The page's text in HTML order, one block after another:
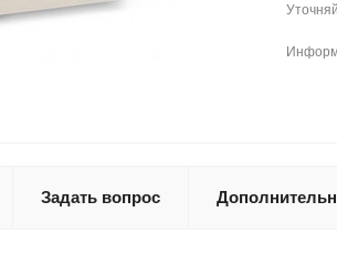
Задать вопрос